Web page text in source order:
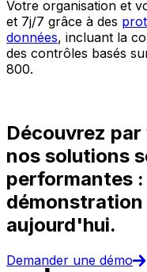
Votre organisation et
et 7j/7 grâce à des
données, incluant la
des contrôles basés
800.
Découvrez
nos solutions
performantes
aujourd'hui.
Demander une démo